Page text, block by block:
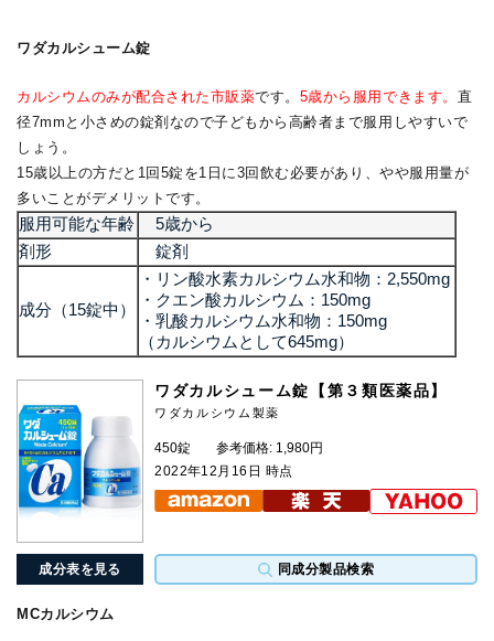
ワダカルシューム錠
カルシウムのみが配合された市販薬です。 5歳から服用できます。 直
径7mmと小さめの錠剤なので子どもから高齢者まで服用しやすいで
しょう。
15歳以上の方だと1回5錠を1日に3回飲む必要があり、やや服用量が
多いことがデメリットです。
服用可能な年齢
5歳から
剤形
錠剤
成分（15錠中）
・リン酸水素カルシウム水和物：2,550mg
・クエン酸カルシウム：150mg
・乳酸カルシウム水和物：150mg
（カルシウムとして645mg）
成分表を見る 同成分製品検索
ワダカルシューム錠【第３類医薬品】
ワダカルシウム製薬
450錠
参考価格: 1,980円
2022年12月16日 時点
MCカルシウム